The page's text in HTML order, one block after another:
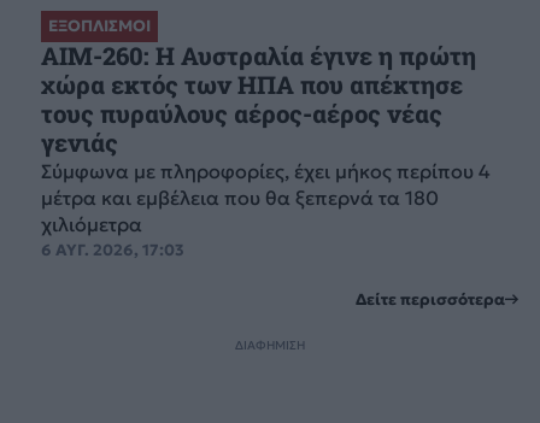
ΕΞΟΠΛΙΣΜΟΙ
AIM-260: Η Αυστραλία έγινε η πρώτη
χώρα εκτός των ΗΠΑ που απέκτησε
τους πυραύλους αέρος-αέρος νέας
γενιάς
Σύμφωνα με πληροφορίες, έχει μήκος περίπου 4
μέτρα και εμβέλεια που θα ξεπερνά τα 180
χιλιόμετρα
6 ΑΥΓ. 2026, 17:03
Δείτε περισσότερα
ΔΙΑΦΗΜΙΣΗ